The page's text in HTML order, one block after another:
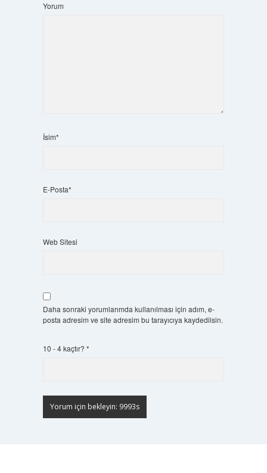
Yorum
İsim*
E-Posta*
Web Sitesi
Daha sonraki yorumlarımda kullanılması için adım, e-
posta adresim ve site adresim bu tarayıcıya kaydedilsin.
10 - 4 kaçtır? *